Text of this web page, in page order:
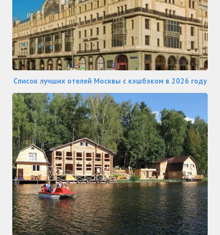
Список лучших отелей Москвы с кэшбэком в 2026 году